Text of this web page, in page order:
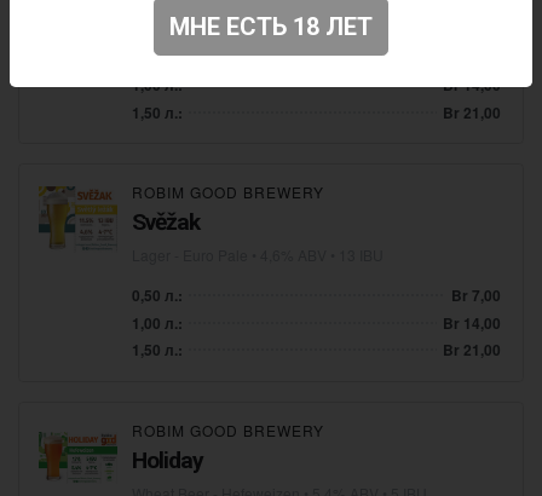
Wheat Beer - Hefeweizen• 5,3% ABV • 6 IBU
0,50 л.:
1,00 л.:
Br 14,00
1,50 л.:
Br 21,00
ROBIM GOOD BREWERY
Svěžak
0,50 л.:
Br 7,00
1,00 л.:
Br 14,00
1,50 л.:
Br 21,00
ROBIM GOOD BREWERY
Holiday
МНЕ ЕСТЬ 18 ЛЕТ